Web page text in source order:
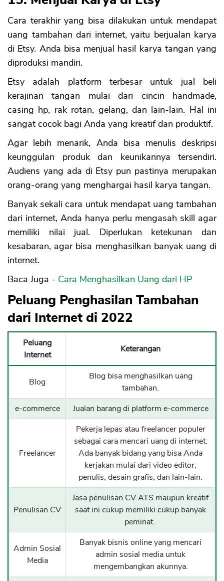
Cara terakhir yang bisa dilakukan untuk mendapat
uang tambahan dari internet, yaitu berjualan karya
di Etsy. Anda bisa menjual hasil karya tangan yang
diproduksi mandiri.
Etsy adalah platform terbesar untuk jual beli
kerajinan tangan mulai dari cincin handmade,
casing hp, rak rotan, gelang, dan lain-lain. Hal ini
sangat cocok bagi Anda yang kreatif dan produktif.
Agar lebih menarik, Anda bisa menulis deskripsi
keunggulan produk dan keunikannya tersendiri.
Audiens yang ada di Etsy pun pastinya merupakan
orang-orang yang menghargai hasil karya tangan.
Banyak sekali cara untuk mendapat uang tambahan
dari internet, Anda hanya perlu mengasah skill agar
memiliki nilai jual. Diperlukan ketekunan dan
kesabaran, agar bisa menghasilkan banyak uang di
internet.
Baca Juga - Cara Menghasilkan Uang dari HP
Peluang Penghasilan Tambahan
dari Internet di 2022
Peluang
Internet
Keterangan
Blog
Blog bisa menghasilkan uang
tambahan.
e-commerce
Jualan barang di platform e-commerce
Freelancer
Pekerja lepas atau freelancer populer
sebagai cara mencari uang di internet.
Ada banyak bidang yang bisa Anda
kerjakan mulai dari video editor,
penulis, desain grafis, dan lain-lain.
Penulisan CV
Jasa penulisan CV ATS maupun kreatif
saat ini cukup memiliki cukup banyak
peminat.
Admin Sosial
Media
Banyak bisnis online yang mencari
admin sosial media untuk
mengembangkan akunnya.